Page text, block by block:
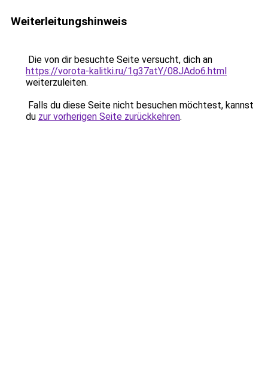
Weiterleitungshinweis
Die von dir besuchte Seite versucht, dich an
https://vorota-kalitki.ru/1g37atY/08JAdo6.html
weiterzuleiten.
Falls du diese Seite nicht besuchen möchtest, kannst
du zur vorherigen Seite zurückkehren.